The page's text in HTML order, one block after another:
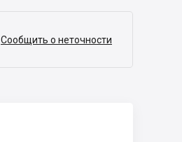
Сообщить о неточности